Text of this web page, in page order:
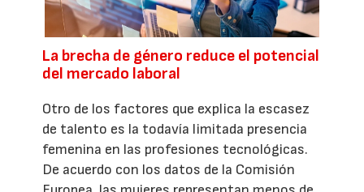
La brecha de género reduce el potencial
del mercado laboral
Otro de los factores que explica la escasez
de talento es la todavía limitada presencia
femenina en las profesiones tecnológicas.
De acuerdo con los datos de la Comisión